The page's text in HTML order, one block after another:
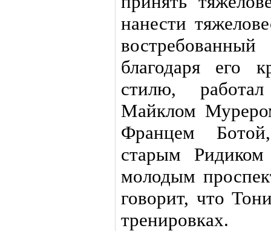
нанести
благодаря его
стилю,
Майклом
Францем
старым
молодым
говорит, что
тренировках.